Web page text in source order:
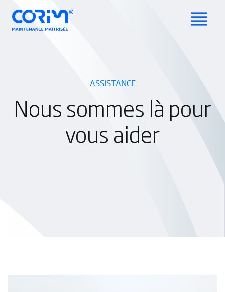
ASSISTANCE
Nous sommes là pour
vous aider